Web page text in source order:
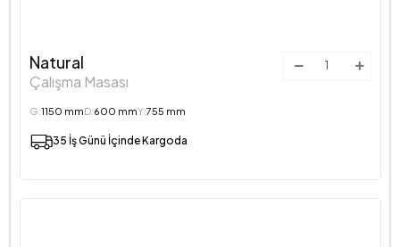
Natural
Çalışma Masası
G:1150 mmD:600 mmY:755 mm
35 İş Günü İçinde Kargoda